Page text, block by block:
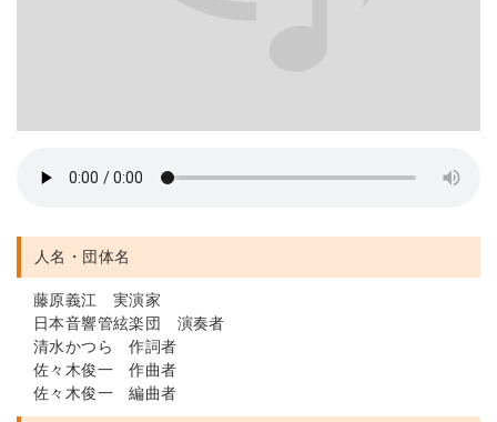
人名・団体名
藤原義江 実演家
日本音響管絃楽団 演奏者
清水かつら 作詞者
佐々木俊一 作曲者
佐々木俊一 編曲者